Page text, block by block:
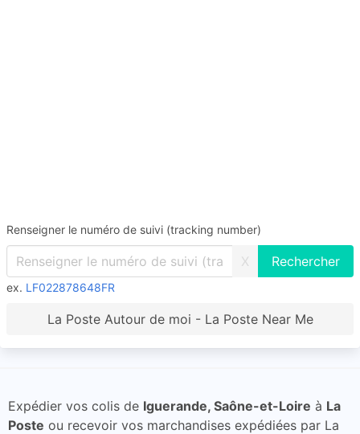
Renseigner le numéro de suivi (tracking number)
X
ex. LF022878648FR
La Poste Autour de moi - La Poste Near Me
Expédier vos colis de Iguerande, Saône-et-Loire à La
Poste ou recevoir vos marchandises expédiées par La